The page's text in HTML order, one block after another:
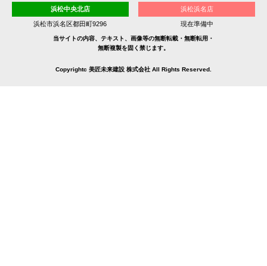
浜松中央北店
浜松市浜名区都田町9296
浜松浜名店
現在準備中
当サイトの内容、テキスト、画像等の無断転載・無断転用・
無断複製を固く禁じます。
Copyrightc 美匠未来建設 株式会社 All Rights Reserved.